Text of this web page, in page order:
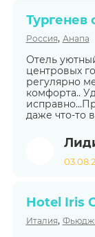
Тургенев
Россия, Анапа
Отель
центровых
регулярно
комфорта..
даже что-то
Hotel Iris
Италия,